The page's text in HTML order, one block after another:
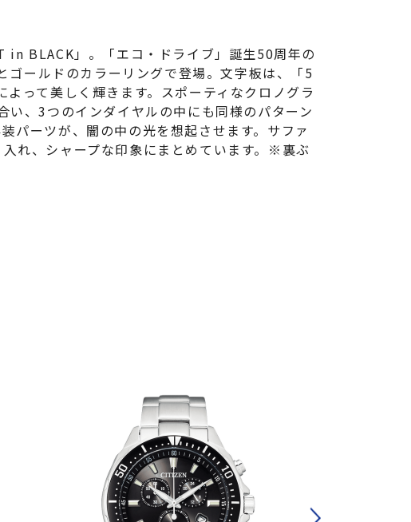
in BLACK」。「エコ・ドライブ」誕生50周年の
ールドのカラーリングで登場。文字板は、「5
って美しく輝きます。スポーティなクロノグラ
、3つのインダイヤルの中にも同様のパターン
パーツが、闇の中の光を想起させます。サファ
れ、シャープな印象にまとめています。※裏ぶ